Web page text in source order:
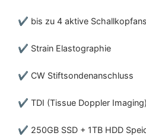
✔ bis zu 4 aktive
✔ Strain Elastographie
✔ CW Stiftsondenanschluss
✔ TDI (Tissue Doppler Imaging)
✔ 250GB SSD + 1TB HDD